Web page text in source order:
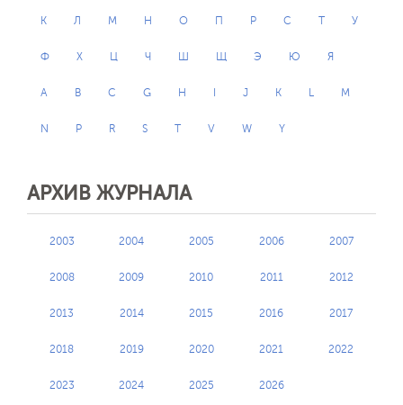
К Л М Н О П Р С Т У
Ф Х Ц Ч Ш Щ Э Ю Я
A B C G H I J K L M
N P R S T V W Y
АРХИВ ЖУРНАЛА
2003 2004 2005 2006 2007
2008 2009 2010 2011 2012
2013 2014 2015 2016 2017
2018 2019 2020 2021 2022
2023 2024 2025 2026